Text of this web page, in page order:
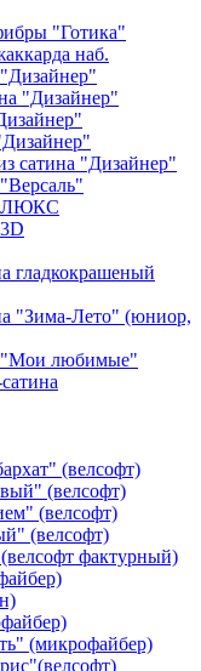
"Готика"
наб.
"Дизайнер"
"Дизайнер"
сатина "Дизайнер"
ЛЮКС
гладкокрашеный
"Зима-Лето" (юниор,
"Мои любимые"
(велсофт)
(велсофт)
(велсофт)
(велсофт)
фактурный)
(микрофайбер)